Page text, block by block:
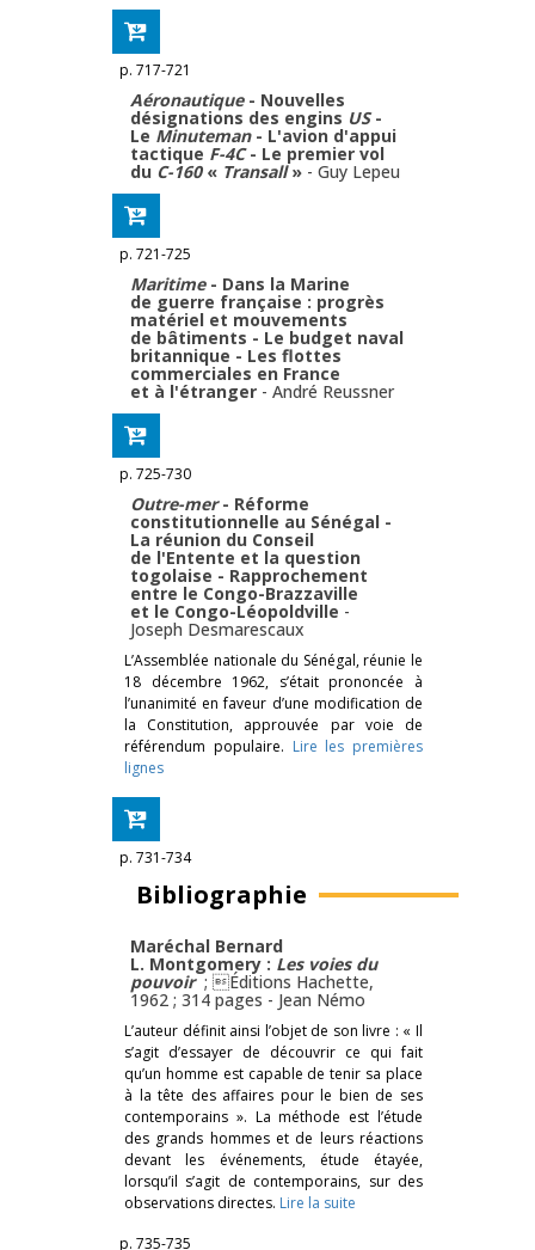
p. 717-721
Aéronautique - Nouvelles
désignations des engins US-
Le Minuteman - L'avion d'appui
tactique F-4C- Le premier vol
du C-160« Transall» - Guy Lepeu
p. 721-725
Maritime - Dans la Marine
de guerre française : progrès
matériel et mouvements
de bâtiments - Le budget naval
britannique - Les flottes
commerciales en France
et à l'étranger - André Reussner
p. 725-730
Outre-mer- Réforme
constitutionnelle au Sénégal -
La réunion du Conseil
de l'Entente et la question
togolaise - Rapprochement
entre le Congo-Brazzaville
et le Congo-Léopoldville -
Joseph Desmarescaux
L’Assemblée nationale du Sénégal, réunie le
18 décembre 1962, s’était prononcée à
l’unanimité en faveur d’une modification de
la Constitution, approuvée par voie de
référendum populaire. Lire les premières
lignes
p. 731-734
Bibliographie
Maréchal Bernard
L. Montgomery : Les voies du
pouvoir ; Éditions Hachette,
1962 ; 314 pages - Jean Némo
L’auteur définit ainsi l’objet de son livre : « Il
s’agit d’essayer de découvrir ce qui fait
qu’un homme est capable de tenir sa place
à la tête des affaires pour le bien de ses
contemporains ». La méthode est l’étude
des grands hommes et de leurs réactions
devant les événements, étude étayée,
lorsqu’il s’agit de contemporains, sur des
observations directes. Lire la suite
p. 735-735